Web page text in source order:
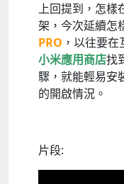
上回提到，怎樣
架，今次延續怎
PRO ，以往要
小米應用商店找
驟，就能輕易安
的開啟情況。
片段: